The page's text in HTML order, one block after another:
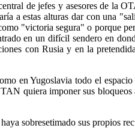
de jefes y asesores de la
a estas alturas dar con una
"victoria segura" o porque
en un difícil sendero en
con Rusia y en la
en Yugoslavia todo el
quiera imponer sus
sobresetimado sus propios